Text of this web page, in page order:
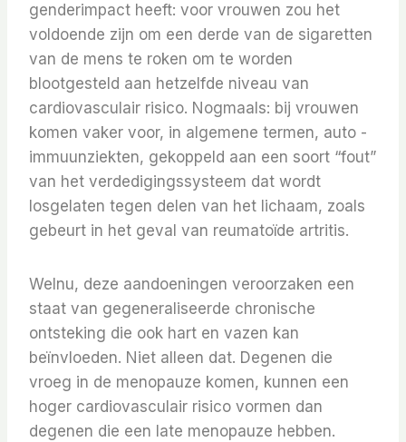
genderimpact heeft: voor vrouwen zou het
voldoende zijn om een ​​derde van de sigaretten
van de mens te roken om te worden
blootgesteld aan hetzelfde niveau van
cardiovasculair risico. Nogmaals: bij vrouwen
komen vaker voor, in algemene termen, auto -
immuunziekten, gekoppeld aan een soort “fout”
van het verdedigingssysteem dat wordt
losgelaten tegen delen van het lichaam, zoals
gebeurt in het geval van reumatoïde artritis.
Welnu, deze aandoeningen veroorzaken een
staat van gegeneraliseerde chronische
ontsteking die ook hart en vazen ​​kan
beïnvloeden. Niet alleen dat. Degenen die
vroeg in de menopauze komen, kunnen een
hoger cardiovasculair risico vormen dan
degenen die een late menopauze hebben.